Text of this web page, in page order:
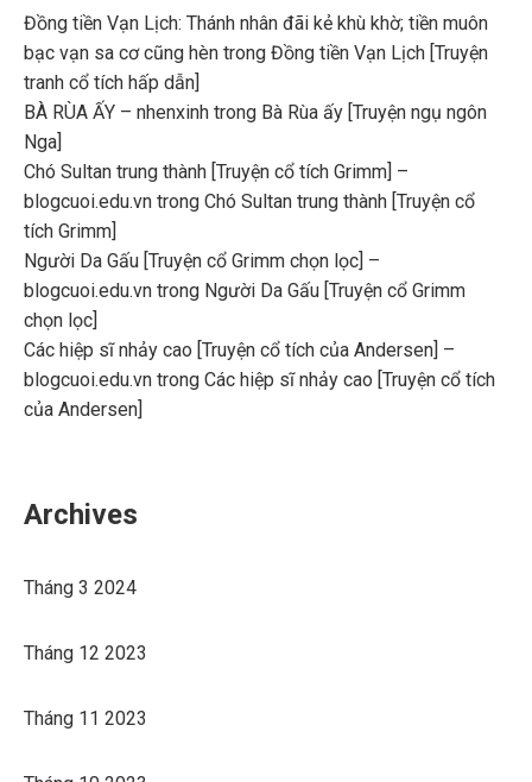
Đồng tiền Vạn Lịch: Thánh nhân đãi kẻ khù khờ; tiền muôn
bạc vạn sa cơ cũng hèn trong Đồng tiền Vạn Lịch [Truyện
tranh cổ tích hấp dẫn]
BÀ RÙA ẤY – nhenxinh trong Bà Rùa ấy [Truyện ngụ ngôn
Nga]
Chó Sultan trung thành [Truyện cổ tích Grimm] –
blogcuoi.edu.vn trong Chó Sultan trung thành [Truyện cổ
tích Grimm]
Người Da Gấu [Truyện cổ Grimm chọn lọc] –
blogcuoi.edu.vn trong Người Da Gấu [Truyện cổ Grimm
chọn lọc]
Các hiệp sĩ nhảy cao [Truyện cổ tích của Andersen] –
blogcuoi.edu.vn trong Các hiệp sĩ nhảy cao [Truyện cổ tích
của Andersen]
Archives
Tháng 3 2024
Tháng 12 2023
Tháng 11 2023